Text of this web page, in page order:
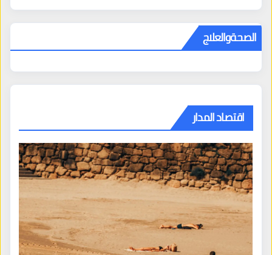
الصحةوالعلاج
اقتصاد المدار